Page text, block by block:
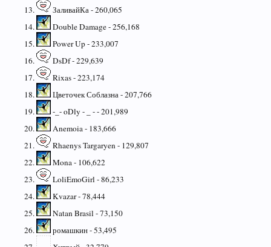
ЗаливайКа - 260,065
Double Damage - 256,168
Power Up - 233,007
DsDf - 229,639
Rixas - 223,174
Цветочек Соблазна - 207,766
-_- oDly - _ - - 201,989
Anemoia - 183,666
Rhaenys Targaryen - 129,807
Mona - 106,622
LoliEmoGirl - 86,233
Kvazar - 78,444
Natan Brasil - 73,150
ромашкин - 53,495